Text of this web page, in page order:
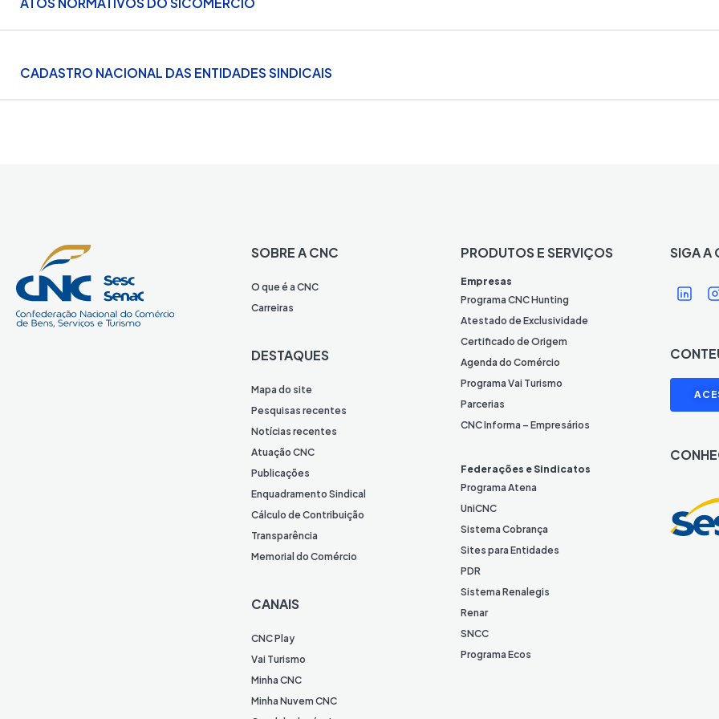
CADASTRO NACIONAL DAS ENTIDADES SINDICAIS
SOBRE A CNC
O que é a CNC
Carreiras
DESTAQUES
Mapa do site
Pesquisas recentes
Notícias recentes
Atuação CNC
Publicações
Enquadramento Sindical
Cálculo de Contribuição
Transparência
Memorial do Comércio
CANAIS
CNC Play
Vai Turismo
Minha CNC
Minha Nuvem CNC
PRODUTOS E SERVIÇOS
Empresas
Programa CNC Hunting
Atestado de Exclusividade
Certificado de Origem
Agenda do Comércio
Programa Vai Turismo
Parcerias
CNC Informa – Empresários
Federações e Sindicatos
Programa Atena
UniCNC
Sistema Cobrança
Sites para Entidades
PDR
Sistema Renalegis
Renar
SNCC
Programa Ecos
SIGA A
Í
c
n
e
L
i
k
e
I
n
Í
I